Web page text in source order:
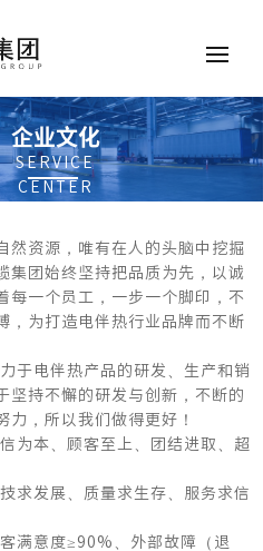
企业文化
SERVICE
CENTER
资源，唯有在人的头脑中挖掘
集团始终坚持把品质为先，以诚
每一个员工，一步一个脚印，不
，为打造电伴热行业品牌而不断
电伴热产品的研发、生产和销
坚持不懈的研发与创新，不断的
力，所以我们做得更好！
本、顾客至上、团结进取、超
发展、质量求生存、服务求信
意度≥90%、外部故障（退